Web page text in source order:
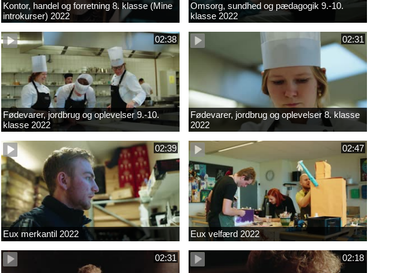
Kontor, handel og forretning 8. klasse (Mine
introkurser) 2022
Omsorg, sundhed og pædagogik 9.-10.
klasse 2022
02:38
Fødevarer, jordbrug og oplevelser 9.-10.
klasse 2022
02:31
Fødevarer, jordbrug og oplevelser 8. klasse
2022
02:39
Eux merkantil 2022
02:47
Eux velfærd 2022
02:31 02:18